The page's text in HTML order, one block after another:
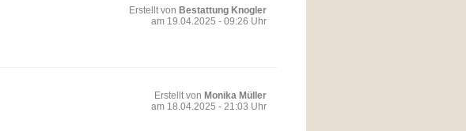
Erstellt von Bestattung Knogler
am 19.04.2025 - 09:26 Uhr
Erstellt von Monika Müller
am 18.04.2025 - 21:03 Uhr